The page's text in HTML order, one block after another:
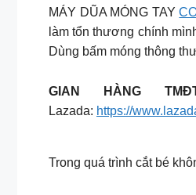
MÁY DŨA MÓNG TAY
làm tổn thương chính
Dùng bấm móng thông
GIAN HÀNG
Lazada: https://
Trong quá trình cắt bé